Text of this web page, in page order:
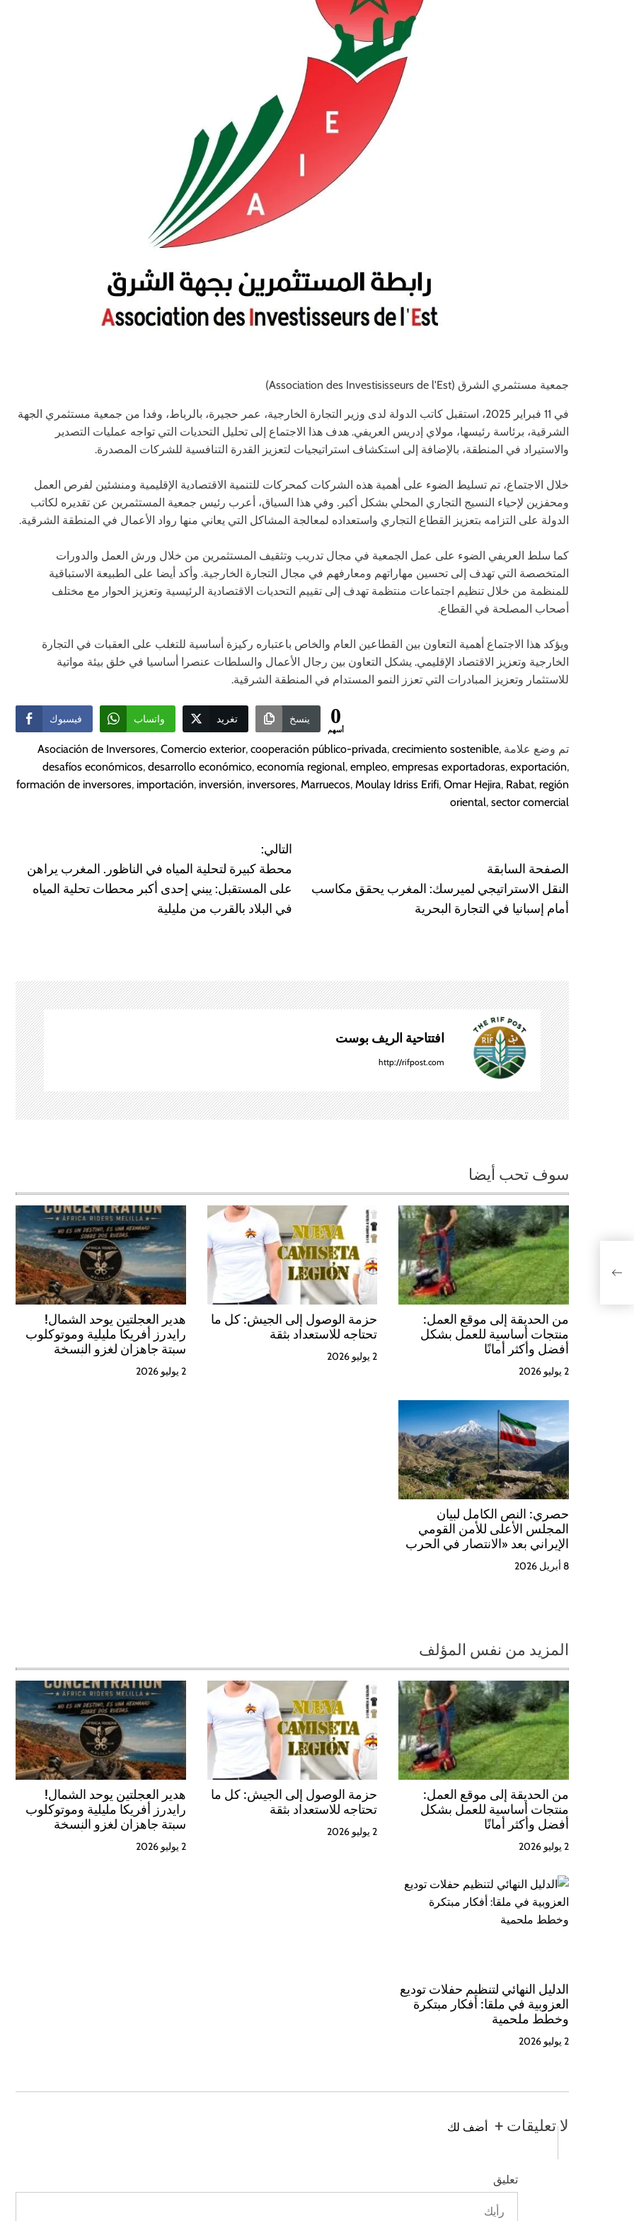
جمعية مستثمري الشرق (Association des Investisisseurs de l'Est)
في 11 فبراير 2025، استقبل كاتب الدولة لدى وزير التجارة الخارجية، عمر حجيرة، بالرباط، وفدا من جمعية مستثمري الجهة
الشرقية، برئاسة رئيسها، مولاي إدريس العريفي. هدف هذا الاجتماع إلى تحليل التحديات التي تواجه عمليات التصدير
والاستيراد في المنطقة، بالإضافة إلى استكشاف استراتيجيات لتعزيز القدرة التنافسية للشركات المصدرة.
خلال الاجتماع، تم تسليط الضوء على أهمية هذه الشركات كمحركات للتنمية الاقتصادية الإقليمية ومنشئين لفرص العمل
ومحفزين لإحياء النسيج التجاري المحلي بشكل أكبر. وفي هذا السياق، أعرب رئيس جمعية المستثمرين عن تقديره لكاتب
الدولة على التزامه بتعزيز القطاع التجاري واستعداده لمعالجة المشاكل التي يعاني منها رواد الأعمال في المنطقة الشرقية.
كما سلط العريفي الضوء على عمل الجمعية في مجال تدريب وتثقيف المستثمرين من خلال ورش العمل والدورات
المتخصصة التي تهدف إلى تحسين مهاراتهم ومعارفهم في مجال التجارة الخارجية. وأكد أيضا على الطبيعة الاستباقية
للمنظمة من خلال تنظيم اجتماعات منتظمة تهدف إلى تقييم التحديات الاقتصادية الرئيسية وتعزيز الحوار مع مختلف
أصحاب المصلحة في القطاع.
ويؤكد هذا الاجتماع أهمية التعاون بين القطاعين العام والخاص باعتباره ركيزة أساسية للتغلب على العقبات في التجارة
الخارجية وتعزيز الاقتصاد الإقليمي. يشكل التعاون بين رجال الأعمال والسلطات عنصرا أساسيا في خلق بيئة مواتية
للاستثمار وتعزيز المبادرات التي تعزز النمو المستدام في المنطقة الشرقية.
فيسبوك واتساب تغريد ينسخ 0
أسهم
تم وضع علامة Asociación de Inversores, Comercio exterior, cooperación público-privada, crecimiento sostenible,
desafíos económicos, desarrollo económico, economía regional, empleo, empresas exportadoras, exportación,
formación de inversores, importación, inversión, inversores, Marruecos, Moulay Idriss Erifi, Omar Hejira, Rabat, región
oriental, sector comercial
a
v
g
a
c
i
ó
e
e
n
t
r
a
d
a
s
الصفحة السابقة
النقل الاستراتيجي لميرسك: المغرب يحقق مكاسب
أمام إسبانيا في التجارة البحرية
التالي:
محطة كبيرة لتحلية المياه في الناظور. المغرب يراهن
على المستقبل: يبني إحدى أكبر محطات تحلية المياه
في البلاد بالقرب من مليلية
افتتاحية الريف بوست
http://rifpost.com
سوف تحب أيضا
من الحديقة إلى موقع العمل:
منتجات أساسية للعمل بشكل
أفضل وأكثر أمانًا
2 يوليو 2026
حزمة الوصول إلى الجيش: كل ما
تحتاجه للاستعداد بثقة
2 يوليو 2026
هدير العجلتين يوحد الشمال!
رايدرز أفريكا مليلية وموتوكلوب
سبتة جاهزان لغزو النسخة
الخامسة من «تجمع أصدقاء
الحسيمة»
2 يوليو 2026
حصري: النص الكامل لبيان
المجلس الأعلى للأمن القومي
الإيراني بعد «الانتصار في الحرب
المفروضة الثالثة»
8 أبريل 2026
المزيد من نفس المؤلف
من الحديقة إلى موقع العمل:
منتجات أساسية للعمل بشكل
أفضل وأكثر أمانًا
2 يوليو 2026
حزمة الوصول إلى الجيش: كل ما
تحتاجه للاستعداد بثقة
2 يوليو 2026
هدير العجلتين يوحد الشمال!
رايدرز أفريكا مليلية وموتوكلوب
سبتة جاهزان لغزو النسخة
الخامسة من «تجمع أصدقاء
الحسيمة»
2 يوليو 2026
الدليل النهائي لتنظيم حفلات توديع
العزوبية في ملقا: أفكار مبتكرة
وخطط ملحمية
2 يوليو 2026
لا تعليقات + أضف لك
تعليق